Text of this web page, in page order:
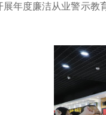
展年度廉洁从业警示教